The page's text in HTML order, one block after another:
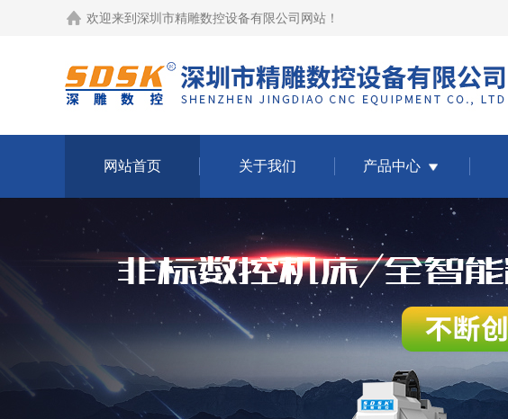
欢迎来到 深圳市精雕数控设备有限公司网站 ！
网站首页 关于我们 产品中心